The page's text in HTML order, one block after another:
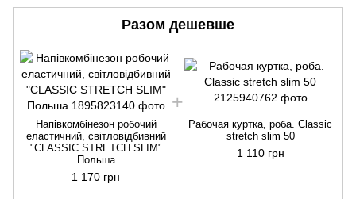
Разом дешевше
Напівкомбінезон робочий
еластичний, світловідбивний
"CLASSIC STRETCH SLIM"
Польша
1 170 грн
Рабочая куртка, роба. Classic
stretch slim 50
1 110 грн